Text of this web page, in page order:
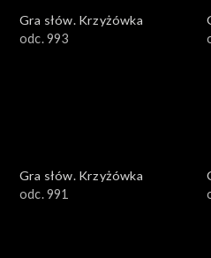
Gra słów. Krzyżówka
odc. 993
Gra słów. Krzyżówka
odc. 991